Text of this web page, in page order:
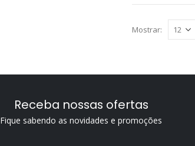
Mostrar:
Receba nossas ofertas
Fique sabendo as novidades e promoções